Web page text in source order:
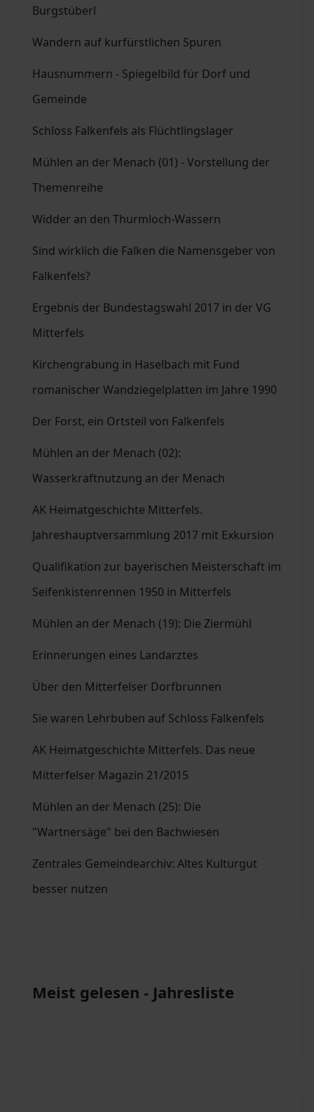
Burgstüberl
Wandern auf kurfürstlichen Spuren
Hausnummern - Spiegelbild für Dorf und
Gemeinde
Schloss Falkenfels als Flüchtlingslager
Mühlen an der Menach (01) - Vorstellung der
Themenreihe
Widder an den Thurmloch-Wassern
Sind wirklich die Falken die Namensgeber von
Falkenfels?
Ergebnis der Bundestagswahl 2017 in der VG
Mitterfels
Kirchengrabung in Haselbach mit Fund
romanischer Wandziegelplatten im Jahre 1990
Der Forst, ein Ortsteil von Falkenfels
Mühlen an der Menach (02):
Wasserkraftnutzung an der Menach
AK Heimatgeschichte Mitterfels.
Jahreshauptversammlung 2017 mit Exkursion
Qualifikation zur bayerischen Meisterschaft im
Seifenkistenrennen 1950 in Mitterfels
Mühlen an der Menach (19): Die Ziermühl
Erinnerungen eines Landarztes
Über den Mitterfelser Dorfbrunnen
Sie waren Lehrbuben auf Schloss Falkenfels
AK Heimatgeschichte Mitterfels. Das neue
Mitterfelser Magazin 21/2015
Mühlen an der Menach (25): Die
"Wartnersäge" bei den Bachwiesen
Zentrales Gemeindearchiv: Altes Kulturgut
besser nutzen
Meist gelesen - Jahresliste